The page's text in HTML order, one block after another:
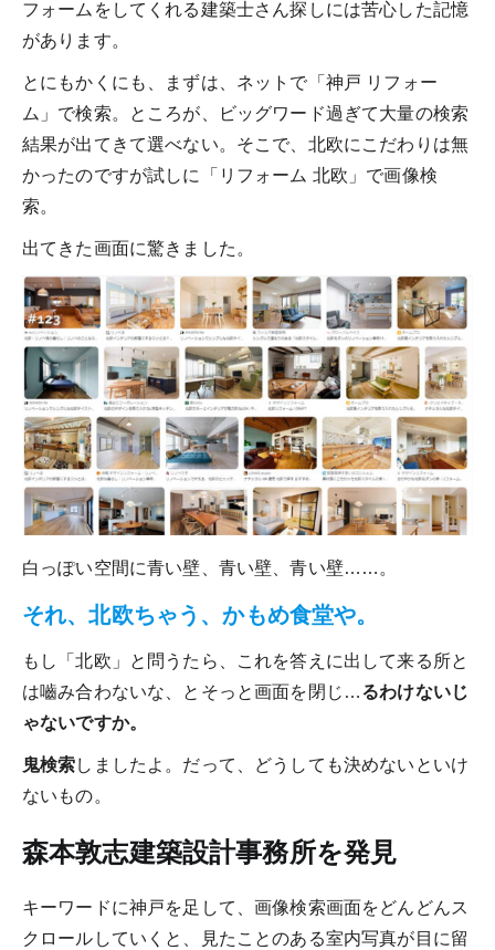
フォームをしてくれる建築士さん探しには苦心した記憶
があります。
とにもかくにも、まずは、ネットで「神戸 リフォー
ム」で検索。ところが、ビッグワード過ぎて大量の検索
結果が出てきて選べない。そこで、北欧にこだわりは無
かったのですが試しに「リフォーム 北欧」で画像検
索。
出てきた画面に驚きました。
白っぽい空間に青い壁、青い壁、青い壁……。
それ、北欧ちゃう、かもめ食堂や。
もし「北欧」と問うたら、これを答えに出して来る所と
は嚙み合わないな、とそっと画面を閉じ…るわけないじ
ゃないですか。
鬼検索しましたよ。だって、どうしても決めないといけ
ないもの。
森本敦志建築設計事務所を発見
キーワードに神戸を足して、画像検索画面をどんどんス
クロールしていくと、見たことのある室内写真が目に留